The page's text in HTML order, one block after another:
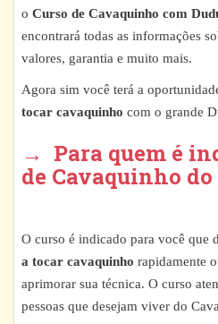
oCurso de Cavaquinho com
encontrará todas as informações
valores, garantia e muito mais.
Agora sim você terá a
tocar cavaquinho com o grande
→ Para quem é
de Cavaquinho do
O curso é indicado para você que
a tocar cavaquinho rapidamente
aprimorar sua técnica. O curso
pessoas que desejam viver do